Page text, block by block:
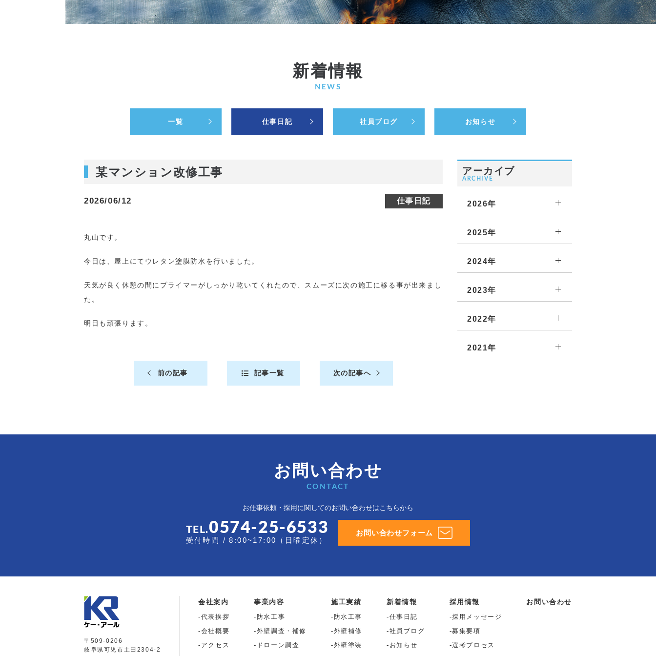
新着情報
NEWS
一覧 仕事日記 社員ブログ お知らせ
某マンション改修工事
2026/06/12 仕事日記
丸山です。
今日は、屋上にてウレタン塗膜防水を行いました。
天気が良く休憩の間にプライマーがしっかり乾いてくれたので、スムーズに次の施工に移る事が出来まし
た。
明日も頑張ります。
前の記事 記事一覧 次の記事へ
アーカイブ
ARCHIVE
2026年
2025年
2024年
2023年
2022年
2021年
お問い合わせ
CONTACT
お仕事依頼・採用に関してのお問い合わせはこちらから
TEL.0574-25-6533
受付時間 / 8:00~17:00（日曜定休）
お問い合わせフォーム
〒509-0206
岐阜県可児市土田2304-2
会社案内
代表挨拶
会社概要
アクセス
事業内容
防水工事
外壁調査・補修
ドローン調査
施工実績
防水工事
外壁補修
外壁塗装
新着情報
仕事日記
社員ブログ
お知らせ
採用情報
採用メッセージ
募集要項
選考プロセス
お問い合わせ